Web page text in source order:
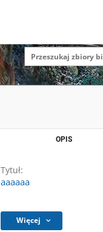
OPIS
Tytuł:
aaaaaa
Więcej